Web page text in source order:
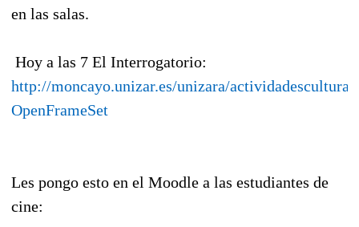
en las salas.
Hoy a las 7 El Interrogatorio:
http://moncayo.unizar.es/unizara/
OpenFrameSet
Les pongo esto en el Moodle a las estudiantes de
cine: